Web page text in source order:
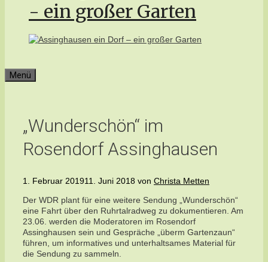
- ein großer Garten
Menü
„Wunderschön“ im
Rosendorf Assinghausen
1. Februar 201911. Juni 2018 von Christa Metten
Der WDR plant für eine weitere Sendung „Wunderschön“
eine Fahrt über den Ruhrtalradweg zu dokumentieren. Am
23.06. werden die Moderatoren im Rosendorf
Assinghausen sein und Gespräche „überm Gartenzaun“
führen, um informatives und unterhaltsames Material für
die Sendung zu sammeln.